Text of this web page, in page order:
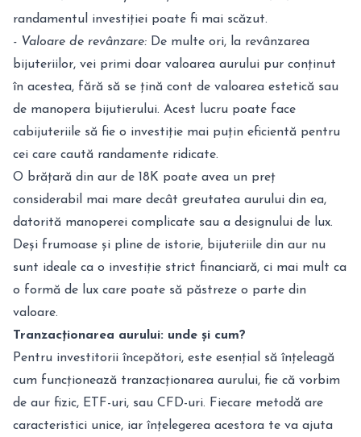
randamentul investiției poate fi mai scăzut.
- Valoare de revânzare: De multe ori, la revânzarea
bijuteriilor, vei primi doar valoarea aurului pur conținut
în acestea, fără să se țină cont de valoarea estetică sau
de manopera bijutierului. Acest lucru poate face
cabijuteriile să fie o investiție mai puțin eficientă pentru
cei care caută randamente ridicate.
O brățară din aur de 18K poate avea un preț
considerabil mai mare decât greutatea aurului din ea,
datorită manoperei complicate sau a designului de lux.
Deși frumoase și pline de istorie, bijuteriile din aur nu
sunt ideale ca o investiție strict financiară, ci mai mult ca
o formă de lux care poate să păstreze o parte din
valoare.
Tranzacționarea aurului: unde și cum?
Pentru investitorii începători, este esențial să înțeleagă
cum funcționează tranzacționarea aurului, fie că vorbim
de aur fizic, ETF-uri, sau CFD-uri. Fiecare metodă are
caracteristici unice, iar înțelegerea acestora te va ajuta